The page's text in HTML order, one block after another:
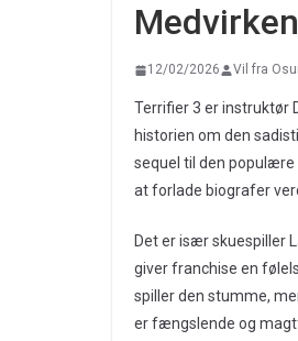
12/02/2026 Vil fra
Terrifier 3 er instruktør
historien om den
sequel til den populære
at forlade biografer
Det er især skuespiller
giver franchise en
spiller den stumme,
er fængslende og